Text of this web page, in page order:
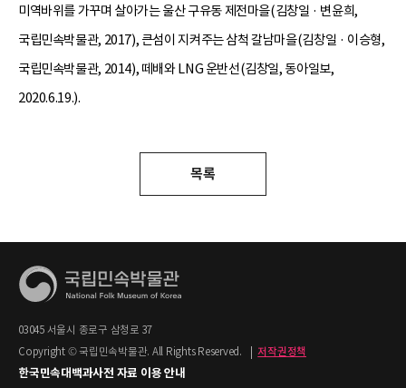
미역바위를 가꾸며 살아가는 울산 구유동 제전마을(김창일 · 변윤희,
국립민속박물관, 2017), 큰섬이 지켜주는 삼척 갈남마을(김창일 · 이승형,
국립민속박물관, 2014), 떼배와 LNG 운반선(김창일, 동아일보,
2020.6.19.).
목록
03045 서울시 종로구 삼청로 37
Copyright © 국립민속박물관. All Rights Reserved.
저작권정책
한국민속대백과사전 자료 이용 안내